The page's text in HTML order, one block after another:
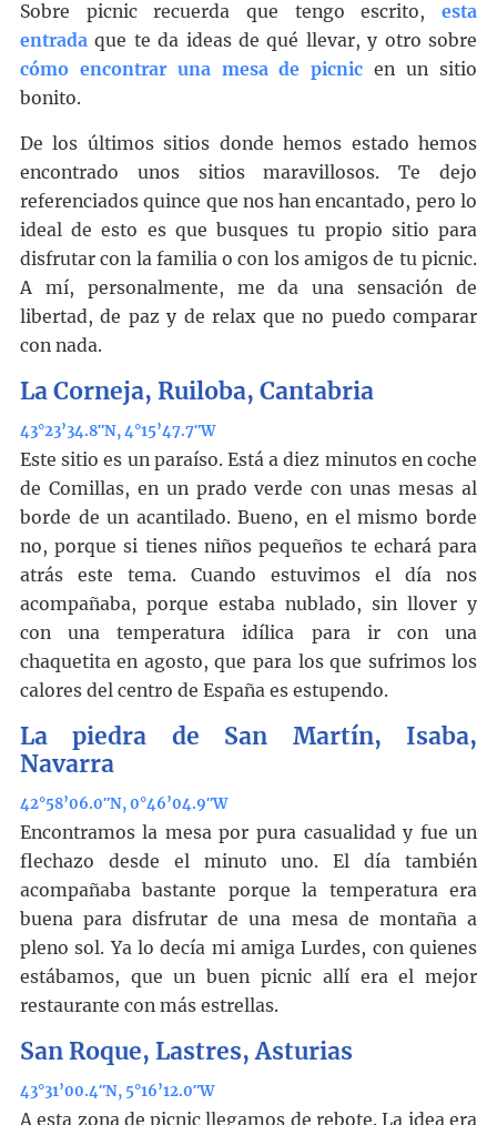
Sobre picnic recuerda que tengo escrito,esta
entradaque te da ideas de qué llevar, y otro sobre
cómo encontrar una mesa de picnic en un sitio
bonito.
De los últimos sitios donde hemos estado hemos
encontrado unos sitios maravillosos. Te dejo
referenciados quince que nos han encantado, pero lo
ideal de esto es que busques tu propio sitio para
disfrutar con la familia o con los amigos de tu picnic.
A mí, personalmente, me da una sensación de
libertad, de paz y de relax que no puedo comparar
con nada.
La Corneja, Ruiloba, Cantabria
43°23’34.8″N, 4°15’47.7″W
Este sitio es un paraíso. Está a diez minutos en coche
de Comillas, en un prado verde con unas mesas al
borde de un acantilado. Bueno, en el mismo borde
no, porque si tienes niños pequeños te echará para
atrás este tema. Cuando estuvimos el día nos
acompañaba, porque estaba nublado, sin llover y
con una temperatura idílica para ir con una
chaquetita en agosto, que para los que sufrimos los
calores del centro de España es estupendo.
La piedra de San Martín, Isaba,
Navarra
42°58’06.0″N, 0°46’04.9″W
Encontramos la mesa por pura casualidad y fue un
flechazo desde el minuto uno. El día también
acompañaba bastante porque la temperatura era
buena para disfrutar de una mesa de montaña a
pleno sol. Ya lo decía mi amiga Lurdes, con quienes
estábamos, que un buen picnic allí era el mejor
restaurante con más estrellas.
San Roque, Lastres, Asturias
43°31’00.4″N, 5°16’12.0″W
A esta zona de picnic llegamos de rebote. La idea era